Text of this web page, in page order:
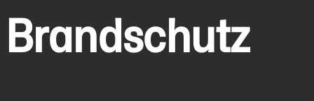
Brandschutz